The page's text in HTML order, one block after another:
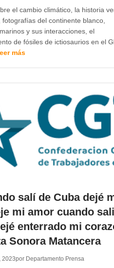
el cambio climático, la historia
fotografías del continente blanco,
y sus interacciones, el
de fósiles de ictiosaurios en el
más
salí de Cuba dejé
mi amor cuando
enterrado mi
Sonora Matancera
2023por Departamento Prensa